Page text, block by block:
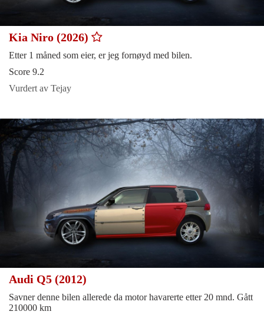
Kia Niro (2026)
Etter 1 måned som eier, er jeg fornøyd med bilen.
Score 9.2
Vurdert av Tejay
Audi Q5 (2012)
Savner denne bilen allerede da motor havarerte etter 20 mnd. Gått
210000 km